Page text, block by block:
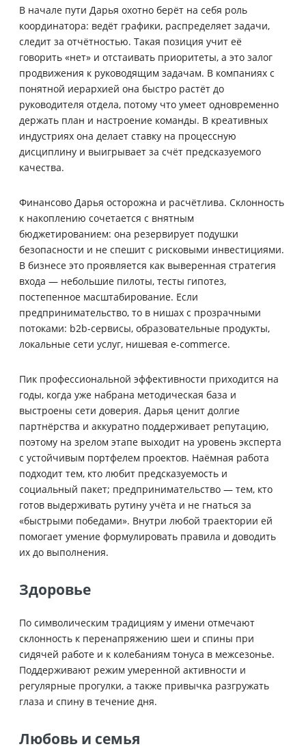
В начале пути Дарья охотно берёт на себя роль
координатора: ведёт графики, распределяет задачи,
следит за отчётностью. Такая позиция учит её
говорить «нет» и отстаивать приоритеты, а это залог
продвижения к руководящим задачам. В компаниях с
понятной иерархией она быстро растёт до
руководителя отдела, потому что умеет одновременно
держать план и настроение команды. В креативных
индустриях она делает ставку на процессную
дисциплину и выигрывает за счёт предсказуемого
качества.
Финансово Дарья осторожна и расчётлива. Склонность
к накоплению сочетается с внятным
бюджетированием: она резервирует подушки
безопасности и не спешит с рисковыми инвестициями.
В бизнесе это проявляется как выверенная стратегия
входа — небольшие пилоты, тесты гипотез,
постепенное масштабирование. Если
предпринимательство, то в нишах с прозрачными
потоками: b2b-сервисы, образовательные продукты,
локальные сети услуг, нишевая e-commerce.
Пик профессиональной эффективности приходится на
годы, когда уже набрана методическая база и
выстроены сети доверия. Дарья ценит долгие
партнёрства и аккуратно поддерживает репутацию,
поэтому на зрелом этапе выходит на уровень эксперта
с устойчивым портфелем проектов. Наёмная работа
подходит тем, кто любит предсказуемость и
социальный пакет; предпринимательство — тем, кто
готов выдерживать рутину учёта и не гнаться за
«быстрыми победами». Внутри любой траектории ей
помогает умение формулировать правила и доводить
их до выполнения.
Здоровье
По символическим традициям у имени отмечают
склонность к перенапряжению шеи и спины при
сидячей работе и к колебаниям тонуса в межсезонье.
Поддерживают режим умеренной активности и
регулярные прогулки, а также привычка разгружать
глаза и спину в течение дня.
Любовь и семья